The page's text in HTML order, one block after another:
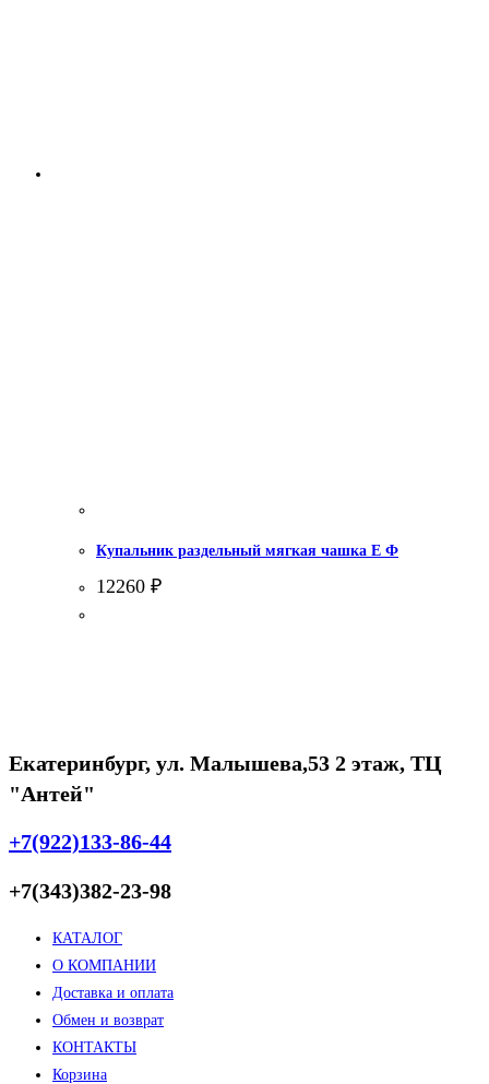
Купальник раздельный мягкая чашка Е Ф
12260 ₽
Екатеринбург, ул. Малышева,53 2 этаж, ТЦ
"Антей"
+7(922)133-86-44
+7(343)382-23-98
КАТАЛОГ
О КОМПАНИИ
Доставка и оплата
Обмен и возврат
КОНТАКТЫ
Корзина